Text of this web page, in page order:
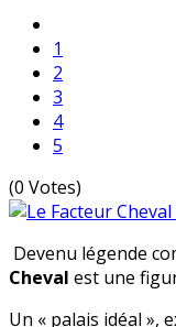
1
2
3
4
5
(0 Votes)
Devenu légende
Cheval est une
Un « palais idéal »,